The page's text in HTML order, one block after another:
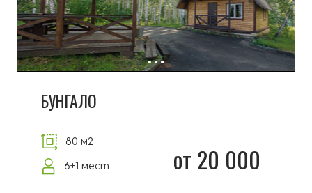
8+2 мест
ЗАБРОНИРОВАТЬ
ПОДРОБНЕЕ